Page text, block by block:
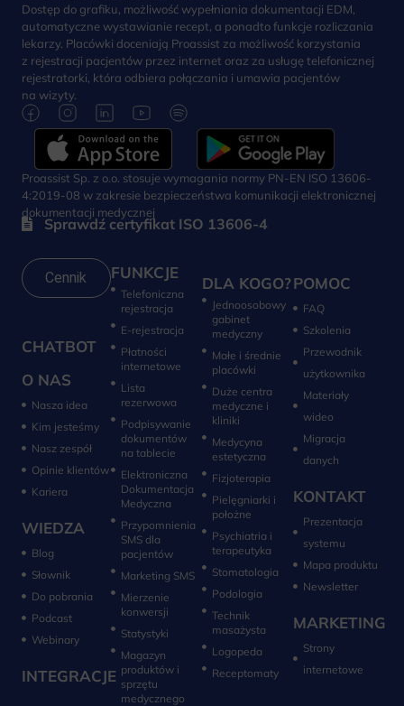
Dostęp do grafiku, możliwość wypełniania dokumentacji EDM,
automatyczne wystawianie recept, a ponadto funkcje rozliczania
lekarzy. Placówki doceniają Proassist za możliwość korzystania
z rejestracji pacjentów przez internet oraz za usługę telefonicznej
rejestratorki, która odbiera połączania i umawia pacjentów
na wizyty.
Proassist Sp. z o.o. stosuje wymagania normy PN-EN ISO 13606-
4:2019-08 w zakresie bezpieczeństwa komunikacji elektronicznej
dokumentacji medycznej
Sprawdź certyfikat ISO 13606-4
Cennik
CHATBOT
O NAS
Nasza idea
Kim jesteśmy
Nasz zespół
Opinie klientów
Kariera
WIEDZA
Blog
Słownik
Do pobrania
Podcast
Webinary
INTEGRACJE
FUNKCJE
Telefoniczna
rejestracja
E-rejestracja
Płatności
internetowe
Lista
rezerwowa
Podpisywanie
dokumentów
na tablecie
Elektroniczna
Dokumentacja
Medyczna
Przypomnienia
SMS dla
pacjentów
Marketing SMS
Mierzenie
konwersji‎
Statystyki
Magazyn
produktów i
sprzętu
medycznego
DLA KOGO?
Jednoosobowy
gabinet
medyczny
Małe i średnie
placówki
Duże centra
medyczne i
kliniki
Medycyna
estetyczna
Fizjoterapia
Pielęgniarki i
położne
Psychiatria i
terapeutyka
Stomatologia
Technik
masażysta
Logopeda
POMOC
FAQ
Szkolenia
Przewodnik
użytkownika
Materiały
wideo
Migracja
danych
KONTAKT
Prezentacja
systemu
Mapa produktu
Newsletter
MARKETING
Strony
internetowe